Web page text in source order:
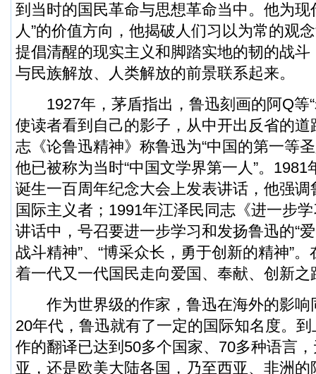
到当时的国民革命与思想革命当中。他为现
人”的价值方向，他揭破人们习以为常的观
提倡清醒的现实主义和脚踏实地的韧的战
与民族解放、人类解放的前景联系起来。
1927年，茅盾指出，鲁迅刻画的阿Q等“
使读者看到自己的影子，从中开出反省的
志《论鲁迅精神》称鲁迅为“中国的第一等
他已被称为当时“中国文学界第一人”。
诞生一百周年纪念大会上发表讲话，他强
国际主义者；1991年江泽民同志《进一步
讲话中，号召要进一步学习和发扬鲁迅的“
战斗精神”、“博采众长，勇于创新的精神”
着一代又一代国民走向爱国、奉献、创新之
作为世界级的作家，鲁迅在海外的影响
20年代，鲁迅就有了一定的国际知名度。
作的翻译已达到50多个国家、70多种语言
亚，还是欧美大陆各国，乃至西亚、非洲